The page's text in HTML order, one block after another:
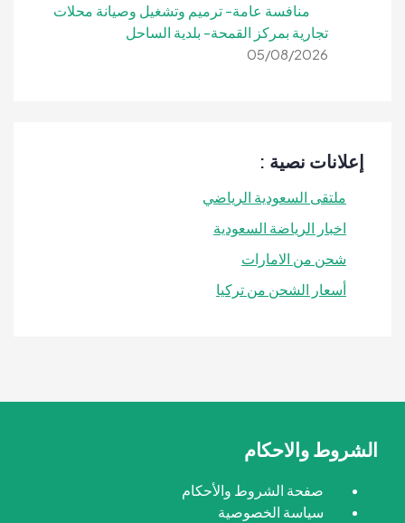
منافسة عامة- ترميم وتشغيل وصيانة محلات
تجارية بمركز القمحة- بلدية الساحل
05/08/2026
إعلانات نصية :
ملتقى السعودية الرياضي
اخبار الرياضة السعودية
شحن من الامارات
أسعار الشحن من تركيا
الشروط والاحكام
صفحة الشروط والأحكام
سياسة الخصوصية